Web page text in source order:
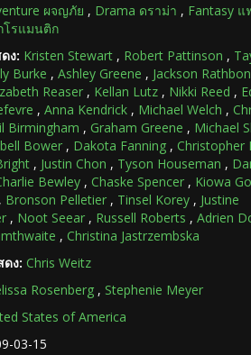
ผจญภัย , Drama ดราม่า , Fantasy
โรแมนติก
ง: Kristen Stewart , Robert Pattinson ,
Burke , Ashley Greene , Jackson
Reaser , Kellan Lutz , Nikki Reed ,
, Anna Kendrick , Michael Welch ,
Birmingham , Graham Greene , Michael
Bower , Dakota Fanning , Christopher
, Justin Chon , Tyson Houseman ,
Bewley , Chaske Spencer , Kiowa
, Bronson Pelletier , Tinsel Korey , Justine
, Noot Seear , Russell Roberts , Adrien
, Christina Jastrzembska
ดง: Chris Weitz
Rosenberg , Stephenie Meyer
States of America
03-15